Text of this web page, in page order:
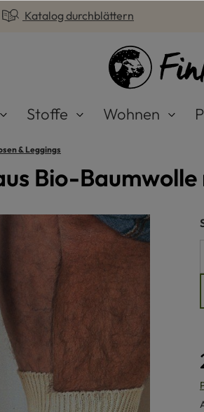
Katalog durchblättern
Stoffe Wohnen
& Leggings
Bio-